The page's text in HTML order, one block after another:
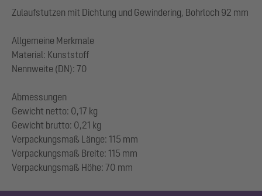
Zulaufstutzen mit Dichtung und Gewindering, Bohrloch 92 mm
Allgemeine Merkmale
Material: Kunststoff
Nennweite (DN): 70
Abmessungen
Gewicht netto: 0,17 kg
Gewicht brutto: 0,21 kg
Verpackungsmaß Länge: 115 mm
Verpackungsmaß Breite: 115 mm